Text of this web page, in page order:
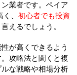
業者です。ペイア
、 初心者でも投資
言えるでしょう。
が高くできるよう
攻略法と聞くと複
な戦略や相場分析